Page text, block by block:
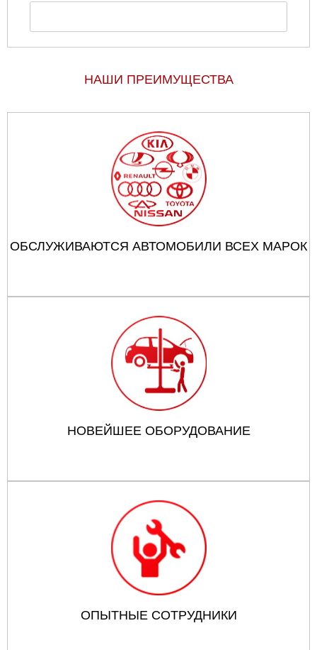
НАШИ ПРЕИМУЩЕСТВА
ОБСЛУЖИВАЮТСЯ АВТОМОБИЛИ ВСЕХ МАРОК
НОВЕЙШЕЕ ОБОРУДОВАНИЕ
ОПЫТНЫЕ СОТРУДНИКИ